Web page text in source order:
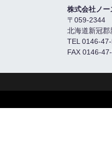
株式会社ノー
〒059-2344
北海道新冠
TEL 0146-
FAX 0146-